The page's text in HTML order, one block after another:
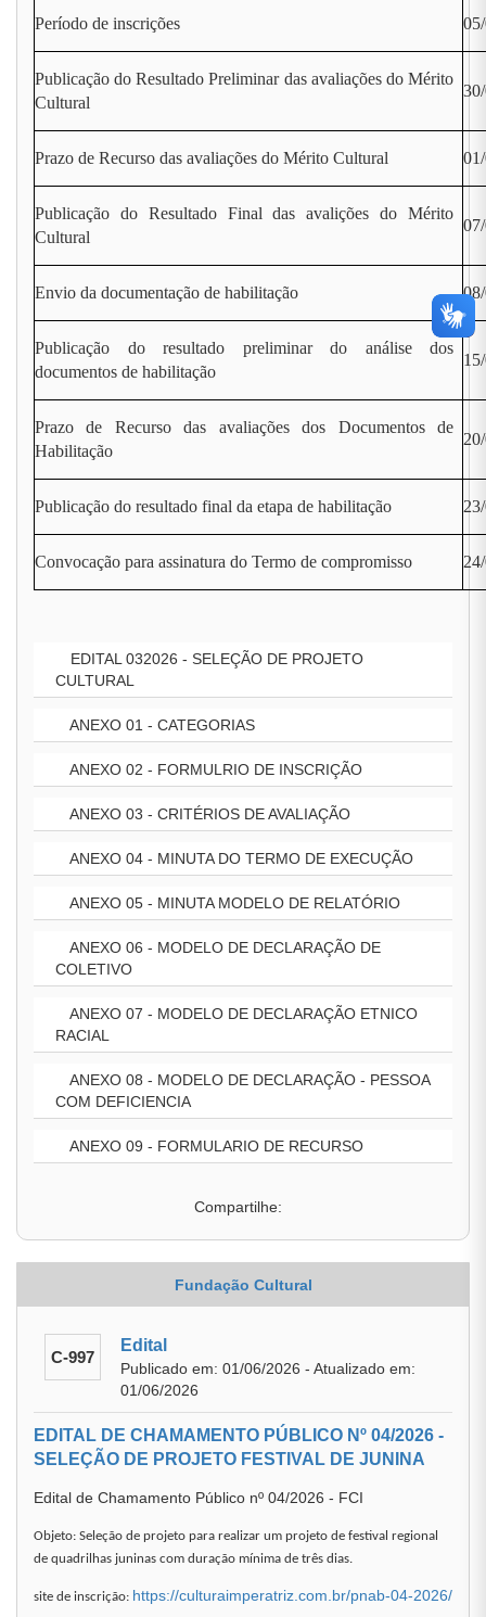
Período de inscrições
Publicação do Resultado Preliminar das avaliações do Mérito
Cultural
Prazo de Recurso das avaliações do Mérito Cultural
Publicação do Resultado Final das avalições do Mérito
Cultural
Envio da documentação de habilitação
Publicação do resultado preliminar do análise dos
documentos de habilitação
Prazo de Recurso das avaliações dos Documentos de
Habilitação
Publicação do resultado final da etapa de habilitação
Convocação para assinatura do Termo de compromisso
EDITAL 032026 - SELEÇÃO DE PROJETO
CULTURAL
ANEXO 01 - CATEGORIAS
ANEXO 02 - FORMULRIO DE INSCRIÇÃO
ANEXO 03 - CRITÉRIOS DE AVALIAÇÃO
ANEXO 04 - MINUTA DO TERMO DE EXECUÇÃO
ANEXO 05 - MINUTA MODELO DE RELATÓRIO
ANEXO 06 - MODELO DE DECLARAÇÃO DE
COLETIVO
ANEXO 07 - MODELO DE DECLARAÇÃO ETNICO
RACIAL
ANEXO 08 - MODELO DE DECLARAÇÃO - PESSOA
COM DEFICIENCIA
ANEXO 09 - FORMULARIO DE RECURSO
Compartilhe:
Fundação Cultural
C-997
Edital
Publicado em: 01/06/2026 - Atualizado em:
01/06/2026
EDITAL DE CHAMAMENTO PÚBLICO Nº 04/2026 -
SELEÇÃO DE PROJETO FESTIVAL DE JUNINA
Edital de Chamamento Público nº 04/2026 - FCI
Objeto: Seleção de projeto para realizar um projeto de festival regional
de quadrilhas juninas com duração mínima de três dias.
site de inscrição: https://culturaimperatriz.com.br/pnab-04-2026/